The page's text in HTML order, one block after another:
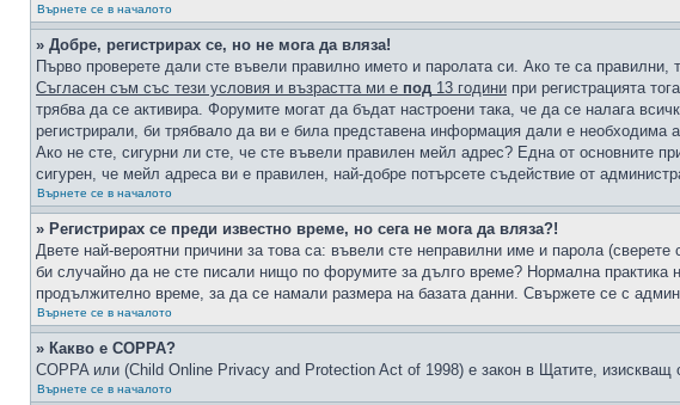
Върнете се в началото
» Добре, регистрирах се, но не мога да вляза!
Първо проверете дали сте въвели правилно името и паролата си. Ако те са
Съгласен съм със тези условия и възрастта ми е под 13 години при регистрацията
трябва да се активира. Форумите могат да бъдат настроени така, че да се налага
регистрирали, би трябвало да ви е била представена информация дали е необходима
Ако не сте, сигурни ли сте, че сте въвели правилен мейл адрес? Една от основните
сигурен, че мейл адреса ви е правилен, най-добре потърсете съдействие от
Върнете се в началото
» Регистрирах се преди известно време, но сега не мога да вляза?!
Двете най-вероятни причини за това са: въвели сте неправилни име и парола
би случайно да не сте писали нищо по форумите за дълго време? Нормална практика
продължително време, за да се намали размера на базата данни. Свържете се с
Върнете се в началото
» Какво е COPPA?
COPPA или (Child Online Privacy and Protection Act of 1998) е закон в Щатите,
Върнете се в началото